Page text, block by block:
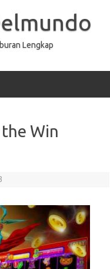
Lengkap
Win